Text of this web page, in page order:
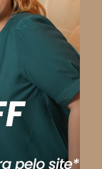
RAVENNA